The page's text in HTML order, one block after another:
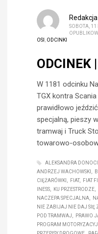
SOBOTA, 11
OSI
ODCINKI
ODCINEK
W 1181 odcinku
TGX kontra Scania
prawidłowo
specjalną, pieszy
tramwaj i Truck
towarowo-
ALEKSANDRA
ANDRZEJ WACHOWSKI
CIĘŻARÓWKI
FIAT FIAT
INESS
KU PRZESTRODZE
NACZEPA SPECJALNA
NIE ZABIJAJ NIE DAJ SIĘ
POD TRAMWAJ
PRAWO
PROGRAM